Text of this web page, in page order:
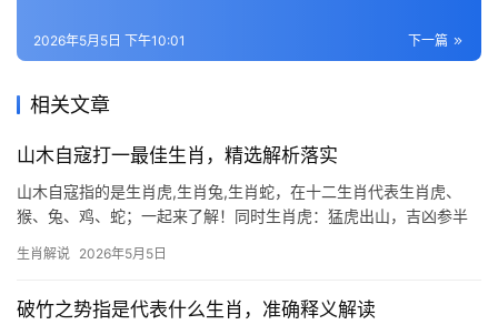
下一篇
2026年5月5日 下午10:01
相关文章
山木自寇打一最佳生肖，精选解析落实
山木自寇指的是生肖虎,生肖兔,生肖蛇，在十二生肖代表生肖虎、
猴、兔、鸡、蛇；一起来了解！同时生肖虎：猛虎出山，吉凶参半
虎为百兽之王，天生威势逼人，然过刚易折，尤其下半年逢“驿马”星
生肖解说 2026年5月5日
破竹之势指是代表什么生肖，准确释义解读